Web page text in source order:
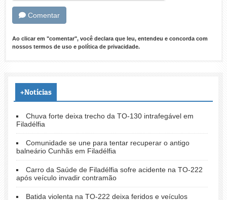
Comentar
Ao clicar em "comentar", você declara que leu, entendeu e concorda com
nossos termos de usoe política de privacidade.
+Notícias
Chuva forte deixa trecho da TO-130 intrafegável em
Filadélfia
Comunidade se une para tentar recuperar o antigo
balneário Cunhãs em Filadélfia
Carro da Saúde de Filadélfia sofre acidente na TO-222
após veículo invadir contramão
Batida violenta na TO-222 deixa feridos e veículos